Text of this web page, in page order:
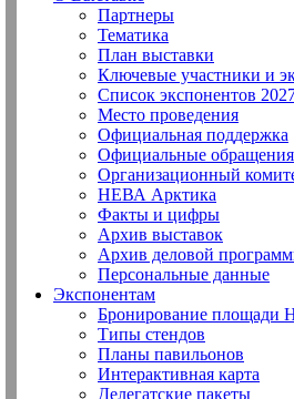
Партнеры
Тематика
План выставки
Ключевые участники и
Список экспонентов
Место проведения
Официальная поддержка
Официальные обращения
Организационный
НЕВА Арктика
Факты и цифры
Архив выставок
Архив деловой
Персональные данные
Экспонентам
Бронирование площади
Типы стендов
Планы павильонов
Интерактивная карта
Делегатские пакеты